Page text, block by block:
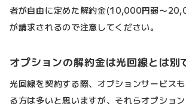
者が自由に定めた解約金(10,000円弱〜
が請求されるので注意してください。
オプションの解約金は光回線とは別
光回線を契約する際、オプションサービス
る方は多いと思いますが、それらオプショ